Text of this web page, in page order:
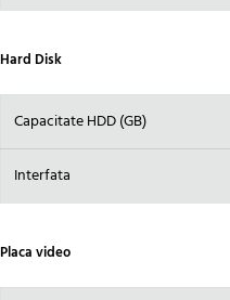
Hard Disk
Capacitate HDD (GB)
Interfata
Placa video